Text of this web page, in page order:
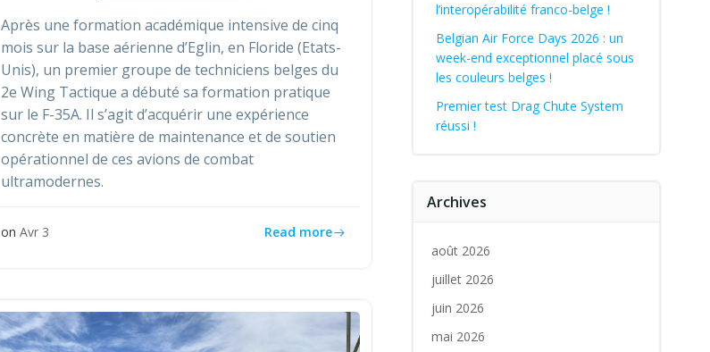
Après une formation académique intensive de cinq
mois sur la base aérienne d’Eglin, en Floride (Etats-
Unis), un premier groupe de techniciens belges du
2e Wing Tactique a débuté sa formation pratique
sur le F-35A. Il s’agit d’acquérir une expérience
concrète en matière de maintenance et de soutien
opérationnel de ces avions de combat
ultramodernes.
onAvr 3 Read more
l’interopérabilité franco-belge !
Belgian Air Force Days 2026 : un
week-end exceptionnel placé sous
les couleurs belges !
Premier test Drag Chute System
réussi !
Archives
août 2026
juillet 2026
juin 2026
mai 2026